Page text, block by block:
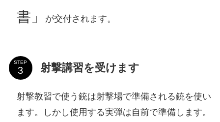
書」
が交付されます。
STEP 射撃講習を受けます
射撃教習で使う銃は射撃場で準備される銃を使い
ます。しかし使用する実弾は自前で準備します。